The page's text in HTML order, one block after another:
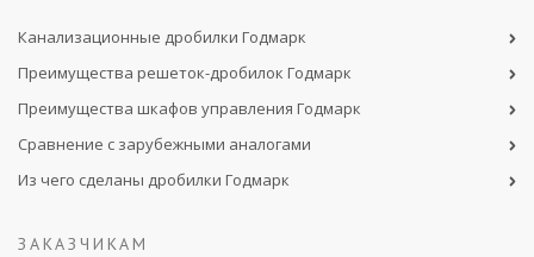
Канализационные дробилки Годмарк
Преимущества решеток-дробилок Годмарк
Преимущества шкафов управления Годмарк
Сравнение с зарубежными аналогами
Из чего сделаны дробилки Годмарк
ЗАКАЗЧИКАМ